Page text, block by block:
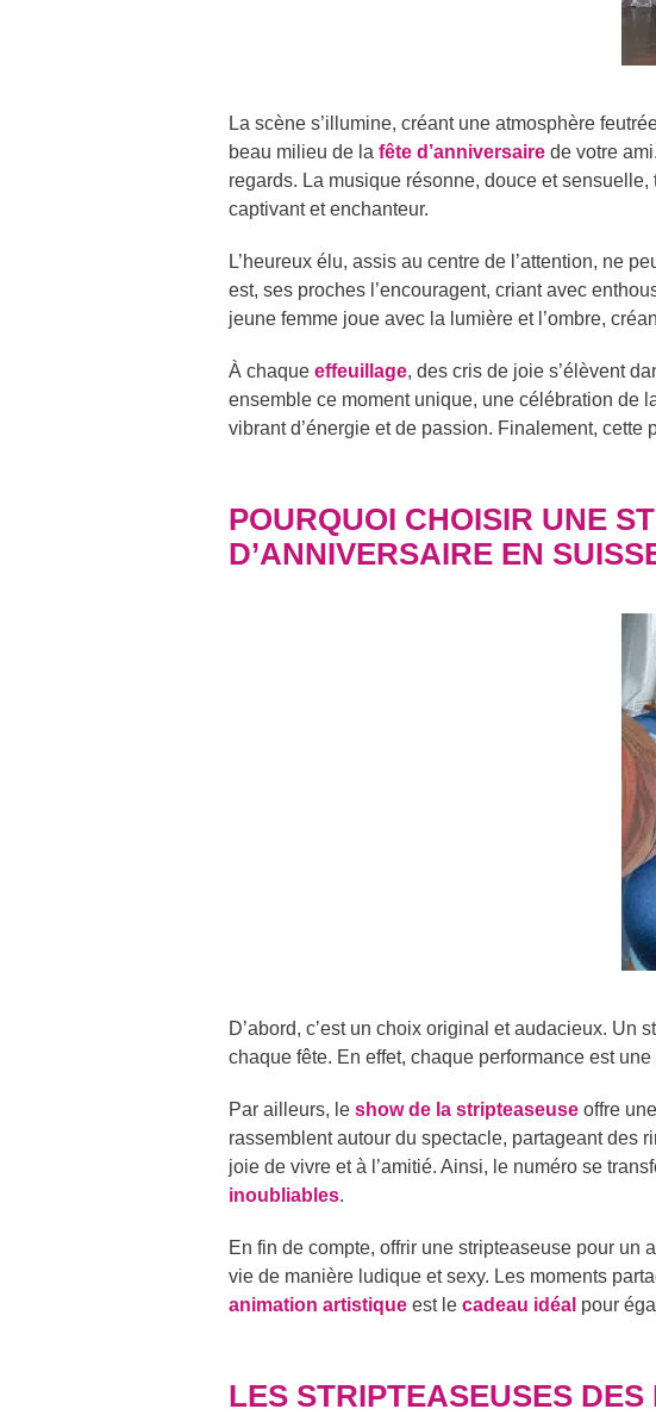
La scène s’illumine, créant une atmosphère
beau milieu de la fête d’anniversaire de votre
regards. La musique résonne, douce et
captivant et enchanteur.
L’heureux élu, assis au centre de l’attention, ne
est, ses proches l’encouragent, criant avec
jeune femme joue avec la lumière et l’ombre,
À chaque effeuillage, des cris de joie s’élèvent
ensemble ce moment unique, une célébration de
vibrant d’énergie et de passion. Finalement,
POURQUOI CHOISIR UNE
D’ANNIVERSAIRE EN
D’abord, c’est un choix original et audacieux.
chaque fête. En effet, chaque performance est une
Par ailleurs, le show de la stripteaseuse offre
rassemblent autour du spectacle, partageant des
joie de vivre et à l’amitié. Ainsi, le numéro se
inoubliables.
En fin de compte, offrir une stripteaseuse pour un
vie de manière ludique et sexy. Les moments
animation artistique est le cadeau idéal pour
LES STRIPTEASEUSES